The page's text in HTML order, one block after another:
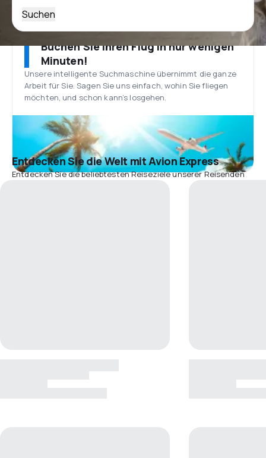
Suchen
Buchen Sie Ihren Flug in nur wenigen
Minuten!
Unsere intelligente Suchmaschine übernimmt die ganze
Arbeit für Sie. Sagen Sie uns einfach, wohin Sie fliegen
möchten, und schon kann’s losgehen.
Entdecken Sie die Welt mit Avion Express
Entdecken Sie die beliebtesten Reiseziele unserer Reisenden